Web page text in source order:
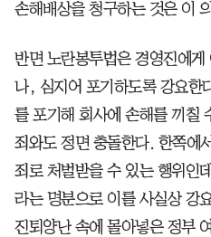
손해배상을 청구하는 것은 이
반면 노란봉투법은 경영진에
나, 심지어 포기하도록 강요한
를 포기해 회사에 손해를 끼칠
죄와도 정면 충돌한다. 한쪽에
죄로 처벌받을 수 있는 행위인
라는 명분으로 이를 사실상 강
진퇴양난 속에 몰아넣은 정부